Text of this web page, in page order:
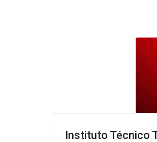
Instituto Técnico